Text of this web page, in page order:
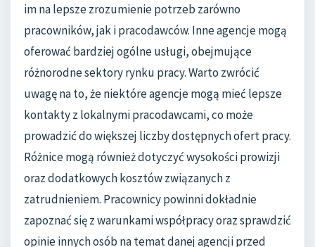
im na lepsze zrozumienie potrzeb zarówno
pracowników, jak i pracodawców. Inne agencje mogą
oferować bardziej ogólne usługi, obejmujące
różnorodne sektory rynku pracy. Warto zwrócić
uwagę na to, że niektóre agencje mogą mieć lepsze
kontakty z lokalnymi pracodawcami, co może
prowadzić do większej liczby dostępnych ofert pracy.
Różnice mogą również dotyczyć wysokości prowizji
oraz dodatkowych kosztów związanych z
zatrudnieniem. Pracownicy powinni dokładnie
zapoznać się z warunkami współpracy oraz sprawdzić
opinie innych osób na temat danej agencji przed